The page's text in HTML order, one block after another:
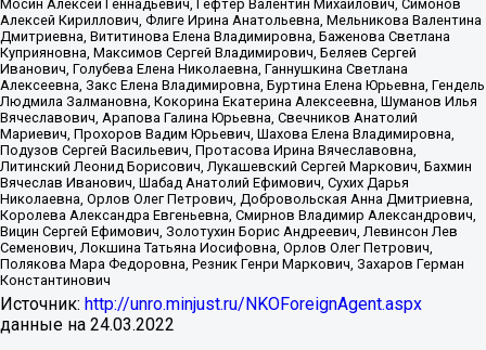
Мосин Алексей Геннадьевич, Гефтер Валентин Михайлович, Симонов
Алексей Кириллович, Флиге Ирина Анатольевна, Мельникова Валентина
Дмитриевна, Вититинова Елена Владимировна, Баженова Светлана
Куприяновна, Максимов Сергей Владимирович, Беляев Сергей
Иванович, Голубева Елена Николаевна, Ганнушкина Светлана
Алексеевна, Закс Елена Владимировна, Буртина Елена Юрьевна, Гендель
Людмила Залмановна, Кокорина Екатерина Алексеевна, Шуманов Илья
Вячеславович, Арапова Галина Юрьевна, Свечников Анатолий
Мариевич, Прохоров Вадим Юрьевич, Шахова Елена Владимировна,
Подузов Сергей Васильевич, Протасова Ирина Вячеславовна,
Литинский Леонид Борисович, Лукашевский Сергей Маркович, Бахмин
Вячеслав Иванович, Шабад Анатолий Ефимович, Сухих Дарья
Николаевна, Орлов Олег Петрович, Добровольская Анна Дмитриевна,
Королева Александра Евгеньевна, Смирнов Владимир Александрович,
Вицин Сергей Ефимович, Золотухин Борис Андреевич, Левинсон Лев
Семенович, Локшина Татьяна Иосифовна, Орлов Олег Петрович,
Полякова Мара Федоровна, Резник Генри Маркович, Захаров Герман
Константинович
Источник: http://unro.minjust.ru/NKOForeignAgent.aspx
данные на 24.03.2022